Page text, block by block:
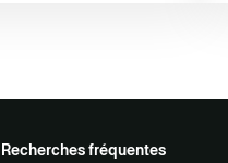
Recherches fréquentes